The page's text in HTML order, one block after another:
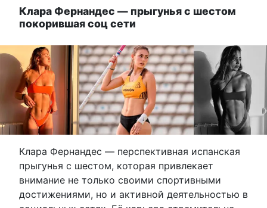
Клара Фернандес — прыгунья с шестом
покорившая соц сети
Клара Фернандес — перспективная испанская
прыгунья с шестом, которая привлекает
внимание не только своими спортивными
достижениями, но и активной деятельностью в